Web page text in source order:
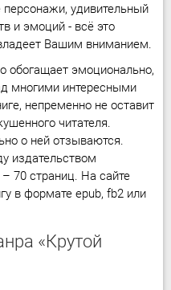
удивительный
и эмоций - всё это
Вашим вниманием.
обогащает эмоционально,
многими интересными
непременно не оставит
читателя.
о ней отзываются.
издательством
70 страниц. На сайте
в формате epub, fb2 или
«Крутой